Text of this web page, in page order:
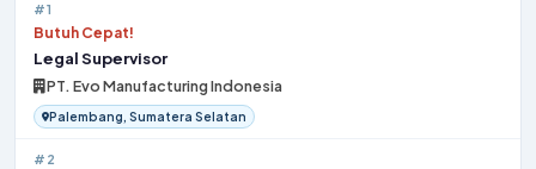
#1
Butuh Cepat!
Legal Supervisor
PT. Evo Manufacturing Indonesia
Palembang, Sumatera Selatan
#2